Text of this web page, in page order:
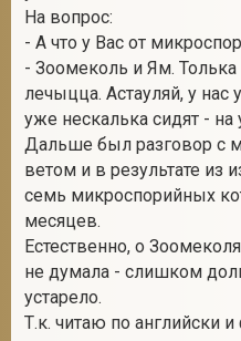
На вопрос:
- А что у Вас от
- Зоомеколь и Ям.
лечыцца. Астауляй, у нас
уже нескалька сидят - на
Дальше был разговор
ветом и в результате из
семь микроспорийных
месяцев.
Естественно, о
не думала - слишком
устарело.
Т.к. читаю по английски